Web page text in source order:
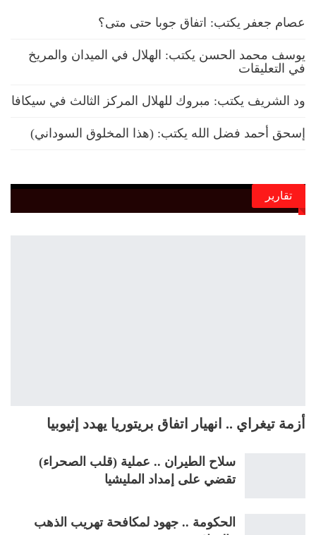
عصام جعفر يكتب: اتفاق جوبا حتى متى؟
يوسف محمد الحسن يكتب: الهلال في الميدان والمريخ
في التعليقات
ود الشريف يكتب: مبروك للهلال المركز الثالث في سيكافا
إسحق أحمد فضل الله يكتب: (هذا المخلوق السوداني)
تقارير
أزمة تيغراي .. انهيار اتفاق بريتوريا يهدد إثيوبيا
سلاح الطيران .. عملية (قلب الصحراء)
تقضي على إمداد المليشيا
الحكومة .. جهود لمكافحة تهريب الذهب